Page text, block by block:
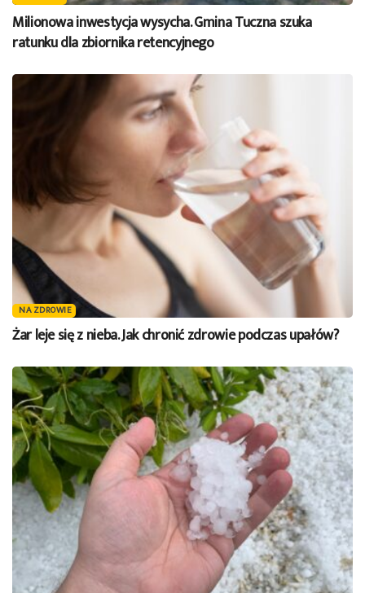
Milionowa inwestycja wysycha. Gmina Tuczna szuka
ratunku dla zbiornika retencyjnego
NA ZDROWIE
Żar leje się z nieba. Jak chronić zdrowie podczas upałów?